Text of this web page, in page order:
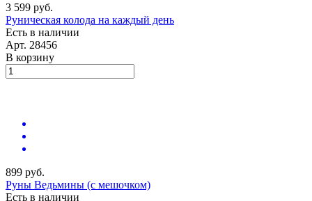
3 599 руб.
Руническая колода на каждый день
Есть в наличии
Арт. 28456
В корзину
899 руб.
Руны Ведьмины (с мешочком)
Есть в наличии